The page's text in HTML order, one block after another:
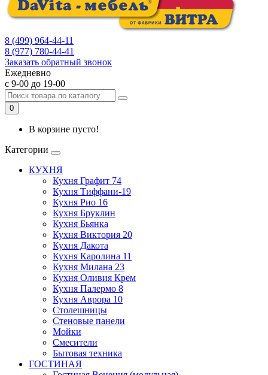
8 (499) 964-44-11
8 (977) 780-44-41
Заказать обратный звонок
Ежедневно
с 9-00 до 19-00
0
В корзине пусто!
Категории
КУХНЯ
Кухня Графит 74
Кухня Тиффани-19
Кухня Рио 16
Кухня Бруклин
Кухня Бьянка
Кухня Виктория 20
Кухня Дакота
Кухня Каролина 11
Кухня Милана 23
Кухня Оливия Крем
Кухня Палермо 8
Кухня Аврора 10
Столешницы
Стеновые панели
Мойки
Смесители
Бытовая техника
ГОСТИНАЯ